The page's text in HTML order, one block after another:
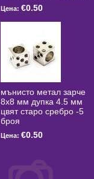
Цена: €0.50
мънисто метал зарче
8x8 мм дупка 4.5 мм
цвят старо сребро -5
броя
Цена: €0.50